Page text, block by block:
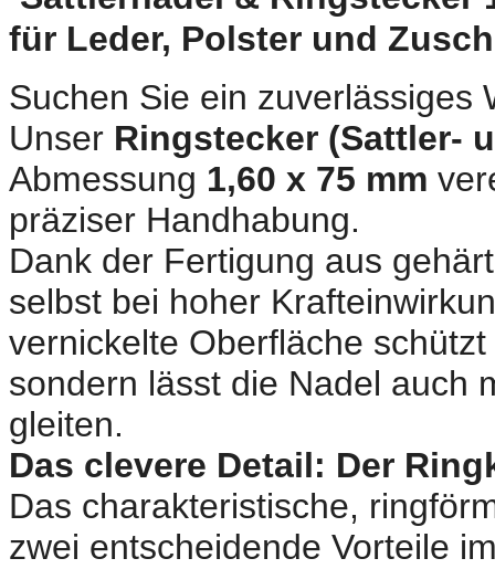
für Leder, Polster und
Suchen Sie ein zuverlässiges
Unser Ringstecker (Sattler-
Abmessung 1,60 x 75 mm
präziser Handhabung.
Dank der Fertigung aus
selbst bei hoher
vernickelte Oberfläche
sondern lässt die Nadel auch
gleiten.
Das clevere Detail: Der
Das charakteristische,
zwei entscheidende Vorteile